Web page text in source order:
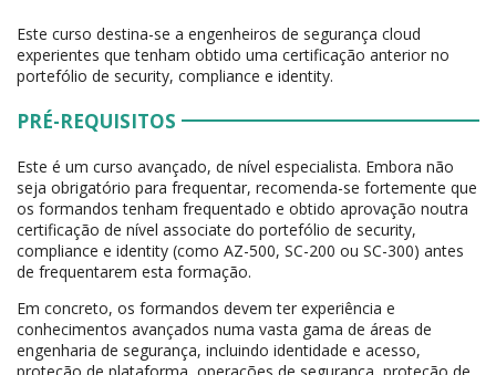
Este curso destina-se a engenheiros de segurança cloud
experientes que tenham obtido uma certificação anterior no
portefólio de security, compliance e identity.
PRÉ-REQUISITOS
Este é um curso avançado, de nível especialista. Embora não
seja obrigatório para frequentar, recomenda-se fortemente que
os formandos tenham frequentado e obtido aprovação noutra
certificação de nível associate do portefólio de security,
compliance e identity (como AZ-500, SC-200 ou SC-300) antes
de frequentarem esta formação.
Em concreto, os formandos devem ter experiência e
conhecimentos avançados numa vasta gama de áreas de
engenharia de segurança, incluindo identidade e acesso,